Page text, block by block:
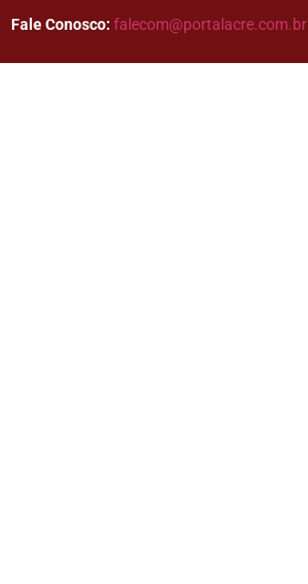
Fale Conosco: falecom@portalacre.com.br